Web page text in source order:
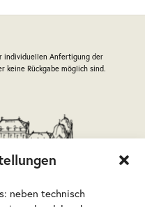
neben technisch
individuellen Anfertigung der
keine Rückgabe möglich sind.